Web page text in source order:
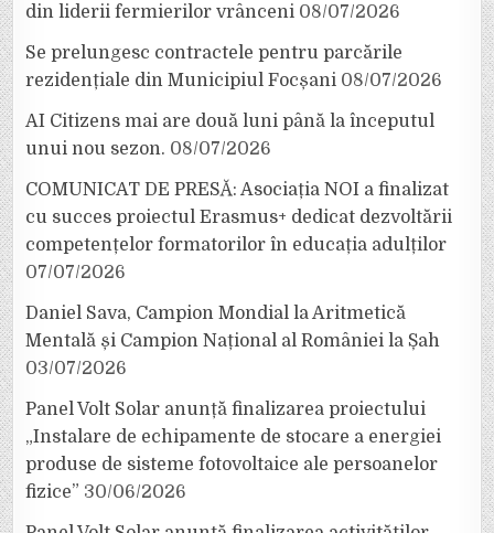
din liderii fermierilor vrânceni 08/07/2026
Se prelungesc contractele pentru parcările
rezidențiale din Municipiul Focșani 08/07/2026
AI Citizens mai are două luni până la începutul
unui nou sezon. 08/07/2026
COMUNICAT DE PRESĂ: Asociația NOI a finalizat
cu succes proiectul Erasmus+ dedicat dezvoltării
competențelor formatorilor în educația adulților
07/07/2026
Daniel Sava, Campion Mondial la Aritmetică
Mentală și Campion Național al României la Șah
03/07/2026
Panel Volt Solar anunță finalizarea proiectului
„Instalare de echipamente de stocare a energiei
produse de sisteme fotovoltaice ale persoanelor
fizice” 30/06/2026